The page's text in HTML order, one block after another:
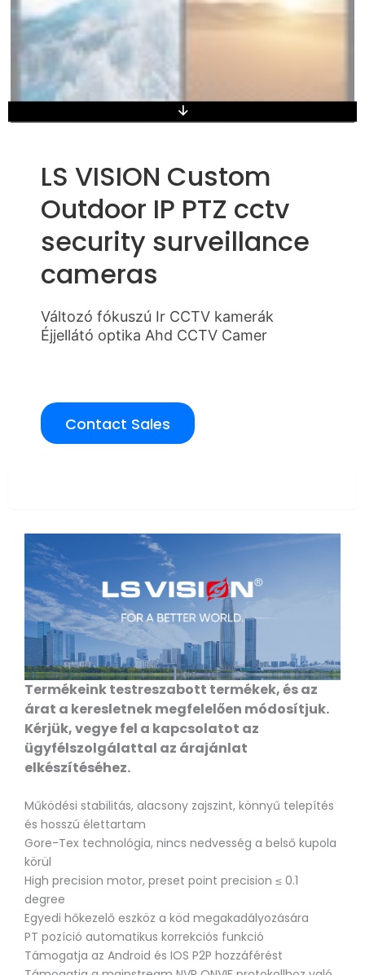
LS VISION Custom
Outdoor IP PTZ cctv
security surveillance
cameras
Változó fókuszú Ir CCTV kamerák
Éjjellátó optika Ahd CCTV Camer
Contact Sales
Termékeink testreszabott termékek, és az
árat a keresletnek megfelelően módosítjuk.
Kérjük, vegye fel a kapcsolatot az
ügyfélszolgálattal az árajánlat
elkészítéséhez.
Működési stabilitás, alacsony zajszint, könnyű telepítés
és hosszú élettartam
Gore-Tex technológia, nincs nedvesség a belső kupola
körül
High precision motor, preset point precision ≤ 0.1
degree
Egyedi hőkezelő eszköz a köd megakadályozására
PT pozíció automatikus korrekciós funkció
Támogatja az Android és IOS P2P hozzáférést